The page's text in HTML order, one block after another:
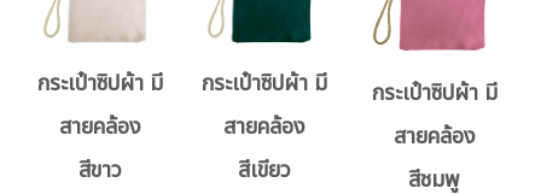
กระเป๋าซิปผ้า มี
สายคล้อง
สีขาว
กระเป๋าซิปผ้า มี
สายคล้อง
สีเขียว
กระเป๋าซิปผ้า มี
สายคล้อง
สีชมพู